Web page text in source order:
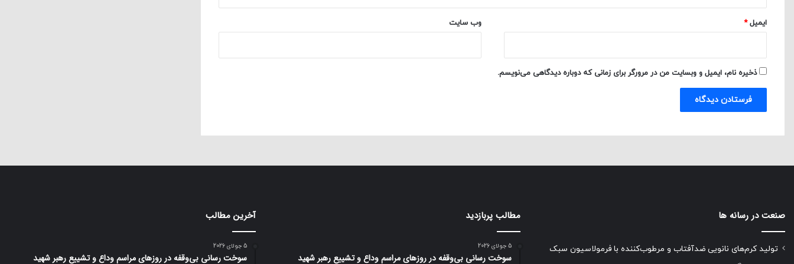
ایمیل* وب‌ سایت
ذخیره نام، ایمیل و وبسایت من در مرورگر برای زمانی که دوباره دیدگاهی می‌نویسم.
صنعت در رسانه ها
تولید کرم‌های نانویی ضدآفتاب و مرطوب‌کننده با فرمولاسیون سبک
مطالب پربازدید
5 جولای 2026
سوخت رسانی بی‌وقفه در روز‌های مراسم وداع و تشییع رهبر شهید
آخرین مطالب
5 جولای 2026
سوخت رسانی بی‌وقفه در روز‌های مراسم وداع و تشییع رهبر شهید